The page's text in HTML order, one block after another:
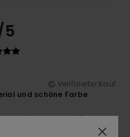
Verifizierter Kauf
und schöne Farbe
Verhältnis: 5 Größe: